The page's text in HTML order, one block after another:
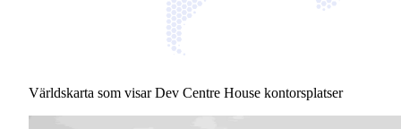
Världskarta som visar Dev Centre House kontorsplatser